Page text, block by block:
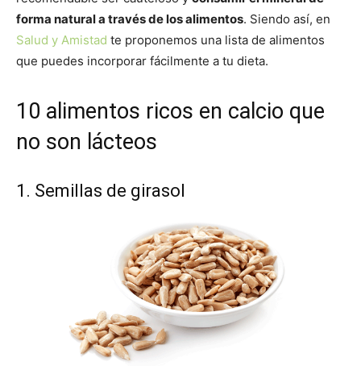
forma natural a través de los alimentos. Siendo así, en
Salud y Amistad te proponemos una lista de alimentos
que puedes incorporar fácilmente a tu dieta.
10 alimentos ricos en calcio que
no son lácteos
1. Semillas de girasol